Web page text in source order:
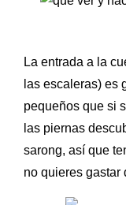
La entrada a la
las escaleras) es
pequeños que si
las piernas
sarong, así que
no quieres gastar